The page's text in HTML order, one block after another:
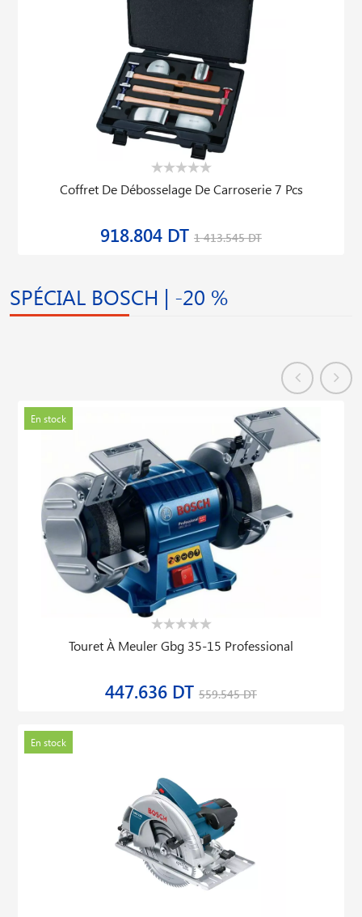
Coffret De Débosselage De Carroserie 7 Pcs
918.804 DT 1 413.545 DT
SPÉCIAL BOSCH | -20 %
En stock
Touret À Meuler Gbg 35-15 Professional
447.636 DT 559.545 DT
En stock